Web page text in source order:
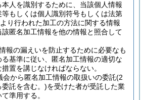
人を識別するために、当該個人情報
もしくは個人識別符号もしくは法第
り行われた加工の方法に関する情報
匿名加工情報を他の情報と照合して
報の漏えいを防止するために必要なも
基準に従い、匿名加工情報の適切な
置を講じなければならない。
会から匿名加工情報の取扱いの委託(2
委託を含む。)を受けた者が受託した業
準用する。